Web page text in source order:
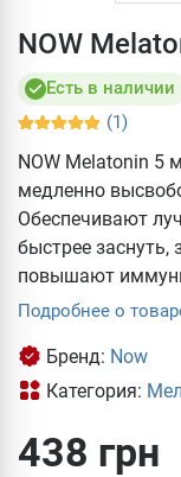
NOW
Есть в наличии
(1)
NOW Melatonin 5
медленно
Обеспечивают
быстрее
повышают
Подробнее о
Бренд: Now
Категория:
438 грн